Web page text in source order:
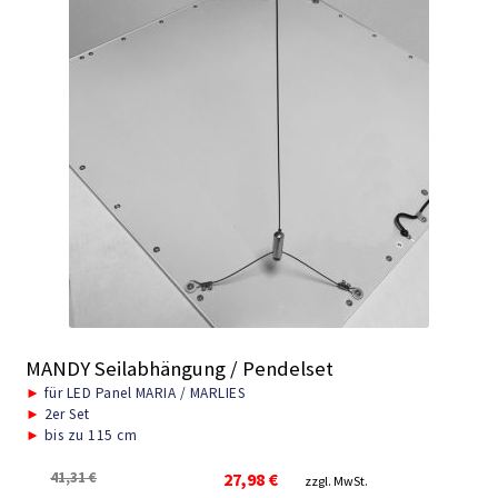
MANDY Seilabhängung / Pendelset
► für LED Panel MARIA / MARLIES
► 2er Set
► bis zu 115 cm
41,31€
Ursprünglicher
27,98 €
Aktueller
zzgl. MwSt.